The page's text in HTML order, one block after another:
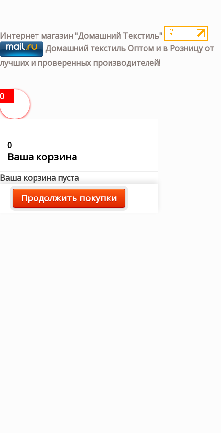
Интернет магазин "Домашний Текстиль"
Домашний текстиль Оптом и в Розницу от
лучших и проверенных производителей!
0
0
Ваша корзина
Ваша корзина пуста
Продолжить покупки